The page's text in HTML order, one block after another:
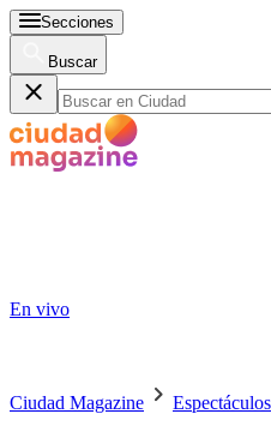
Secciones
Buscar
En vivo
Ciudad Magazine Espectáculos